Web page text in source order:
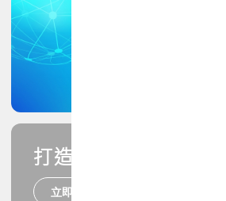
打造您的PCB專業技能
立即報名